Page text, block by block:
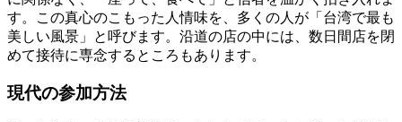
す。この真心のこもった人情味を、多くの人が「台湾で最も
美しい風景」と呼びます。沿道の店の中には、数日間店を閉
めて接待に専念するところもあります。
現代の参加方法